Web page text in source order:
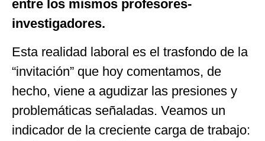
entre los mismos profesores-
investigadores.
Esta realidad laboral es el trasfondo de la
“invitación” que hoy comentamos, de
hecho, viene a agudizar las presiones y
problemáticas señaladas. Veamos un
indicador de la creciente carga de trabajo: